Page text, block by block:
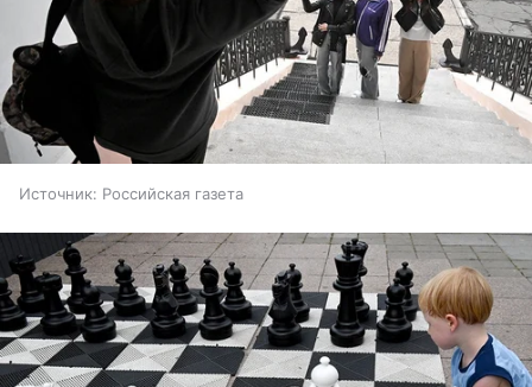
Источник: Российская газета